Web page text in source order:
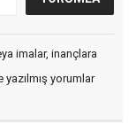
imalar, inançlara
yorumlar